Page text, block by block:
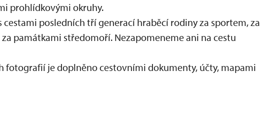
prohlídkovými okruhy.
cestami posledních tří generací hraběcí rodiny za sportem, za
památkami středomoří. Nezapomeneme ani na cestu
fotografií je doplněno cestovními dokumenty, účty, mapami